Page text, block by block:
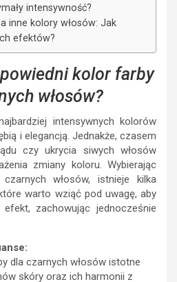
intensywność?
inne kolory włosów: Jak
efektów?
kolor farby
włosów?
intensywnych kolorów
i elegancją. Jednakże, czasem
czy ukrycia siwych włosów
zmiany koloru. Wybierając
włosów, istnieje kilka
warto wziąć pod uwagę, aby
zachowując jednocześnie
dla czarnych włosów istotne
skóry oraz ich harmonii z